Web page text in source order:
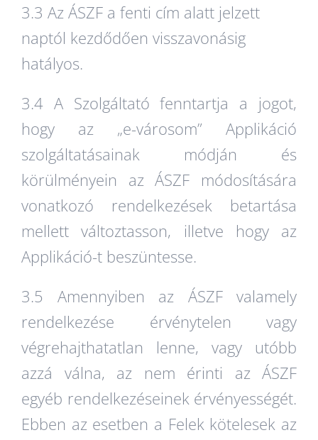
3.3 Az ÁSZF a fenti cím alatt jelzett
naptól kezdődően visszavonásig
hatályos.
3.4 A Szolgáltató fenntartja a jogot,
hogy az „e-városom” Applikáció
szolgáltatásainak módján és
körülményein az ÁSZF módosítására
vonatkozó rendelkezések betartása
mellett változtasson, illetve hogy az
Applikáció-t beszüntesse.
3.5 Amennyiben az ÁSZF valamely
rendelkezése érvénytelen vagy
végrehajthatatlan lenne, vagy utóbb
azzá válna, az nem érinti az ÁSZF
egyéb rendelkezéseinek érvényességét.
Ebben az esetben a Felek kötelesek az